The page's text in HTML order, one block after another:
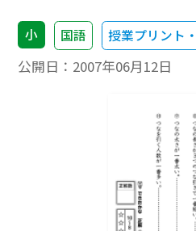
小 国語 授業プリント
公開日： 2007年06月12日